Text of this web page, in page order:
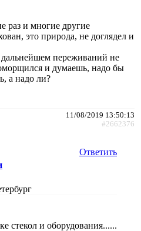
раз и многие другие
это природа, не доглядел и
переживаний не
и думаешь, надо бы
а надо ли?
11/08/2019 13:50:13
#2662376
Ответить
стекол и оборудования......